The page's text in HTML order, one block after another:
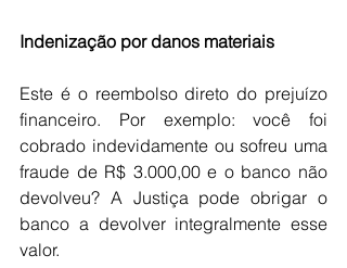
Indenização por danos materiais
Este é o reembolso direto do prejuízo
financeiro. Por exemplo: você foi
cobrado indevidamente ou sofreu uma
fraude de R$ 3.000,00 e o banco não
devolveu? A Justiça pode obrigar o
banco a devolver integralmente esse
valor.